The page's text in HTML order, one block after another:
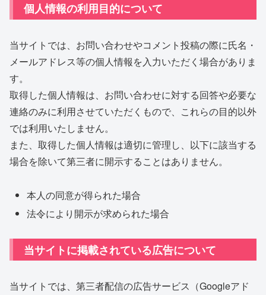
個人情報の利用目的について
当サイトでは、お問い合わせやコメント投稿の際に氏名・
メールアドレス等の個人情報を入力いただく場合がありま
す。
取得した個人情報は、お問い合わせに対する回答や必要な
連絡のみに利用させていただくもので、これらの目的以外
では利用いたしません。
また、取得した個人情報は適切に管理し、以下に該当する
場合を除いて第三者に開示することはありません。
本人の同意が得られた場合
法令により開示が求められた場合
当サイトに掲載されている広告について
当サイトでは、第三者配信の広告サービス（Googleアド